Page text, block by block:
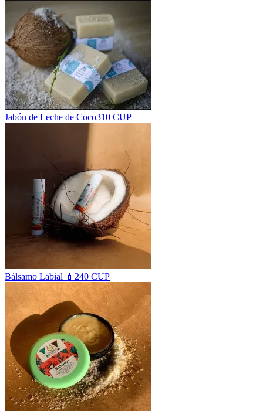
Jabón de Leche de Coco310 CUP
Bálsamo Labial 💄 240 CUP